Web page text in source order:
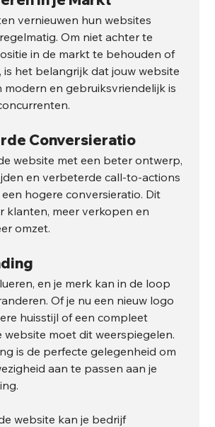
vernieuwen hun websites
Om niet achter te
in de markt te behouden of
het belangrijk dat jouw website
modern en gebruiksvriendelijk is
Conversieratio
website met een beter ontwerp,
en verbeterde call-to-actions
hogere conversieratio. Dit
klanten, meer verkopen en
omzet.
en je merk kan in de loop
Of je nu een nieuw logo
huisstijl of een compleet
website moet dit weerspiegelen.
is de perfecte gelegenheid om
aan te passen aan je
website kan je bedrijf